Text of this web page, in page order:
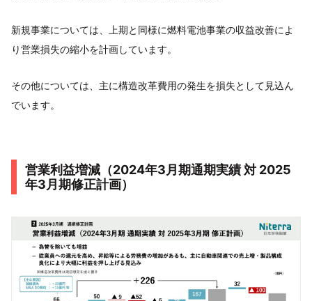
新規事業については、上期と同様に燃料電池事業の収益改善によ
り営業損失の縮小を計画しています。
その他については、主に構造改革費用の発生を損失として見込ん
でいます。
営業利益増減（2024年3月期通期実績 対 2025
年3月期修正計画）